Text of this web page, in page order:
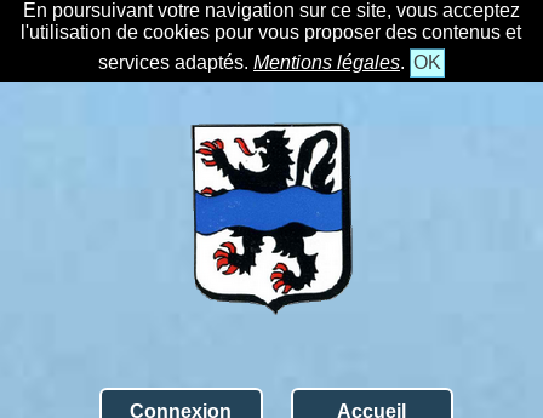
En poursuivant votre navigation sur ce site, vous acceptez
l'utilisation de cookies pour vous proposer des contenus et
services adaptés. Mentions légales. OK
Connexion Accueil